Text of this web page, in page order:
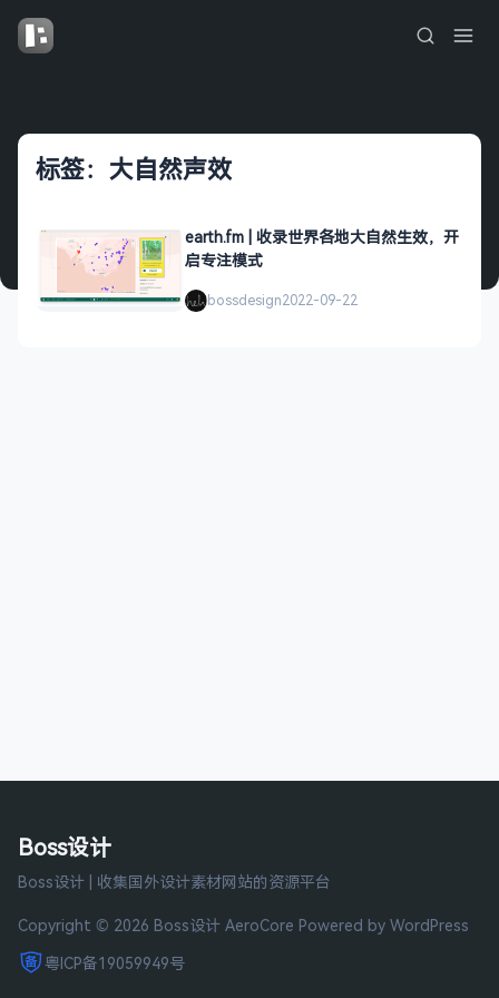
标签：大自然声效
earth.fm | 收录世界各地大自然生效，开
启专注模式
bossdesign2022-09-22
Boss设计
Boss设计 | 收集国外设计素材网站的资源平台
Copyright © 2026 Boss设计 AeroCore Powered by WordPress
粤ICP备19059949号